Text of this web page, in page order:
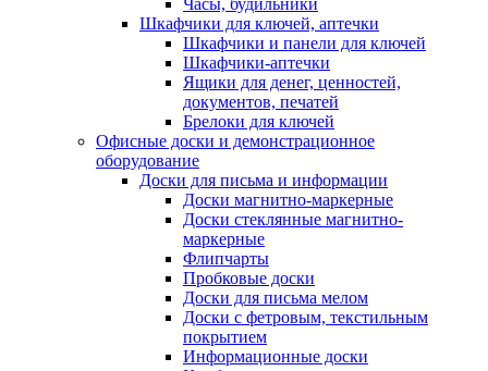
Часы, будильники
Шкафчики для ключей, аптечки
Шкафчики и панели для ключей
Шкафчики-аптечки
Ящики для денег, ценностей,
документов, печатей
Брелоки для ключей
Офисные доски и демонстрационное
оборудование
Доски для письма и информации
Доски магнитно-маркерные
Доски стеклянные магнитно-
маркерные
Флипчарты
Пробковые доски
Доски для письма мелом
Доски с фетровым, текстильным
покрытием
Информационные доски